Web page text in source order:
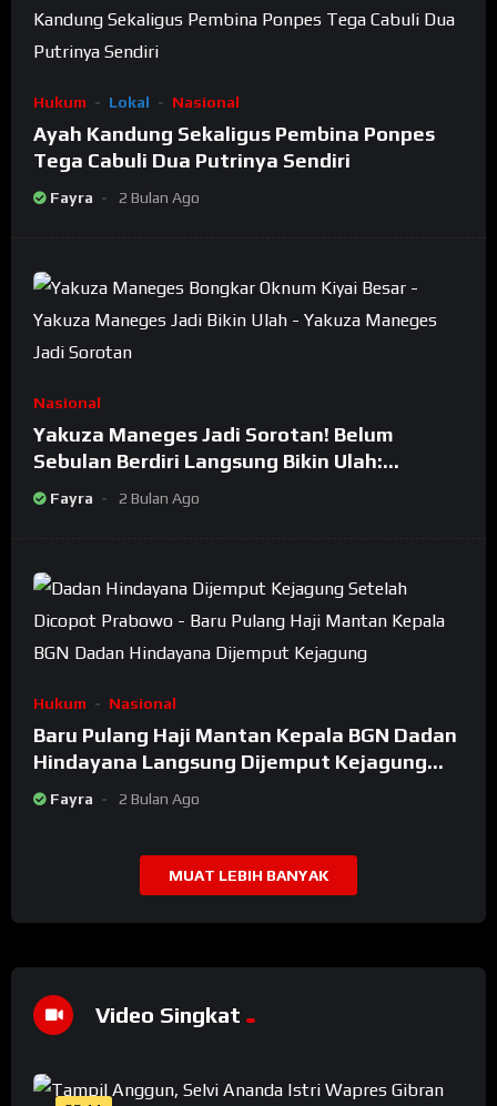
Hukum Lokal Nasional
Ayah Kandung Sekaligus Pembina Ponpes
Tega Cabuli Dua Putrinya Sendiri
Fayra 2 Bulan Ago
Nasional
Yakuza Maneges Jadi Sorotan! Belum
Sebulan Berdiri Langsung Bikin Ulah:
Bongkar Oknum Kiyai Besar
Fayra 2 Bulan Ago
Hukum Nasional
Baru Pulang Haji Mantan Kepala BGN Dadan
Hindayana Langsung Dijemput Kejagung
Setelah Dicopot Prabowo
Fayra 2 Bulan Ago
MUAT LEBIH BANYAK
Video Singkat